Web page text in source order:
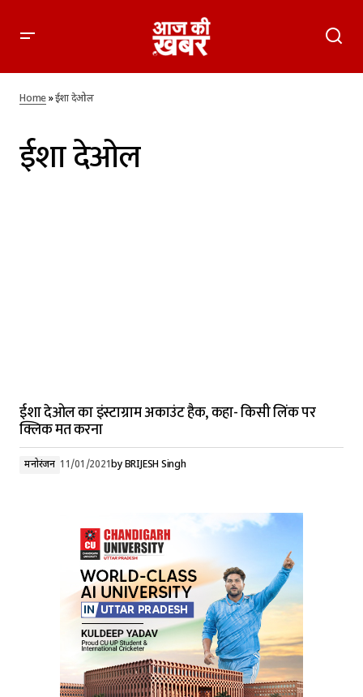
Home»ईशा देओल
ईशा देओल
ईशा देओल का इंस्टाग्राम अकाउंट हैक, कहा- किसी लिंक पर
क्लिक मत करना
मनोरंजन 11/01/2021byBRIJESH Singh